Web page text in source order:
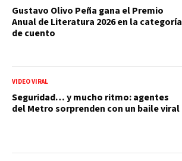
Gustavo Olivo Peña gana el Premio
Anual de Literatura 2026 en la categoría
de cuento
VIDEO VIRAL
Seguridad… y mucho ritmo: agentes
del Metro sorprenden con un baile viral